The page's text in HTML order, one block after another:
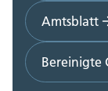
Amtsblatt
Bereinigte